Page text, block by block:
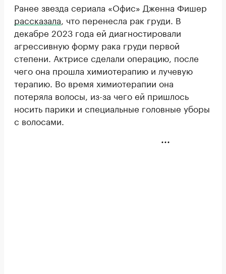
Ранее звезда сериала «Офис» Дженна Фишер
рассказала , что перенесла рак груди. В
декабре 2023 года ей диагностировали
агрессивную форму рака груди первой
степени. Актрисе сделали операцию, после
чего она прошла химиотерапию и лучевую
терапию. Во время химиотерапии она
потеряла волосы, из-за чего ей пришлось
носить парики и специальные головные уборы
с волосами.